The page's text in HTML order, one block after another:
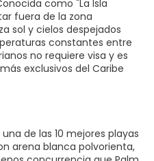
como "La Isla
fuera de la zona
sol y cielos despejados
constantes entre
no requiere visa y es
exclusivos del Caribe
de las 10 mejores playas
arena blanca polvorienta,